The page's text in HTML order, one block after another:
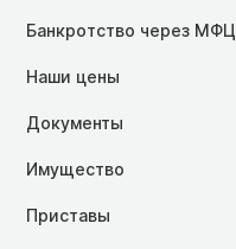
Банкротство через МФЦ
Наши цены
Документы
Имущество
Приставы